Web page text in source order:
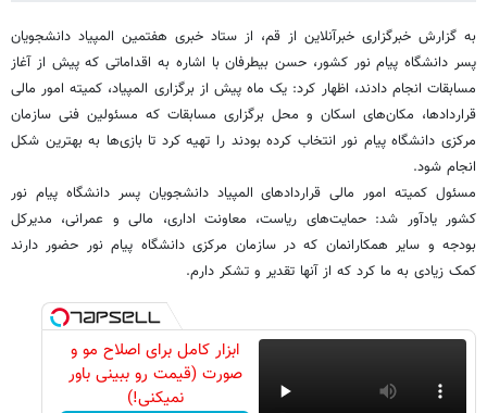
به گزارش خبرگزاری خبرآنلاین از قم، از ستاد خبری هفتمین المپیاد دانشجویان
پسر دانشگاه پیام نور کشور، حسن بیطرفان با اشاره به اقداماتی که پیش از آغاز
مسابقات انجام دادند، اظهار کرد: یک ماه پیش از برگزاری المپیاد، کمیته امور مالی
قراردادها، مکان‌های اسکان و محل برگزاری مسابقات که مسئولین فنی سازمان
مرکزی دانشگاه پیام نور انتخاب کرده بودند را تهیه کرد تا بازی‌ها به بهترین شکل
انجام شود.
مسئول کمیته امور مالی قراردادهای المپیاد دانشجویان پسر دانشگاه پیام نور
کشور یادآور شد: حمایت‌های ریاست، معاونت اداری، مالی و عمرانی، مدیرکل
بودجه و سایر همکارانمان که در سازمان مرکزی دانشگاه پیام نور حضور دارند
کمک زیادی به ما کرد که از آنها تقدیر و تشکر دارم.
ابزار کامل برای اصلاح مو و
صورت (قیمت رو ببینی باور
نمیکنی!)